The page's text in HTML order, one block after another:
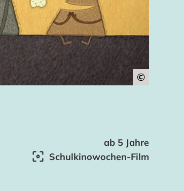
©
ab 5 Jahre
Schulkinowochen-Film